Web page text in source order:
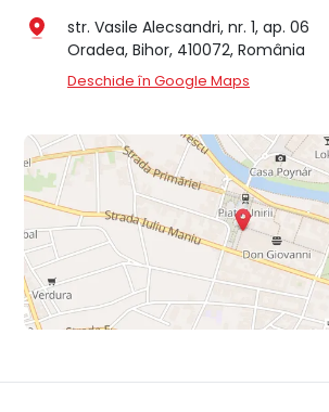
str. Vasile Alecsandri, nr. 1, ap. 06
Oradea, Bihor, 410072, România
Deschide în Google Maps